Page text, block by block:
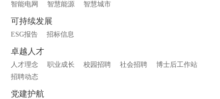
智能电网 智慧能源 智慧城市
可持续发展
ESG报告 招标信息
卓越人才
人才理念 职业成长 校园招聘 社会招聘
博士后工作站
招聘动态
党建护航